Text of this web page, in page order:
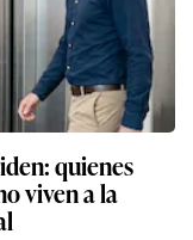
quienes
viven a la